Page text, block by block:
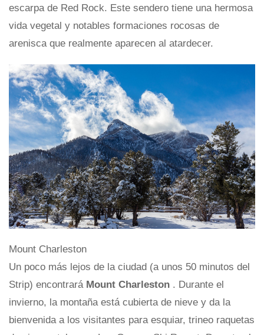
escarpa de Red Rock. Este sendero tiene una hermosa
vida vegetal y notables formaciones rocosas de
arenisca que realmente aparecen al atardecer.
Mount Charleston
Un poco más lejos de la ciudad (a unos 50 minutos del
Strip) encontrará Mount Charleston . Durante el
invierno, la montaña está cubierta de nieve y da la
bienvenida a los visitantes para esquiar, trineo raquetas